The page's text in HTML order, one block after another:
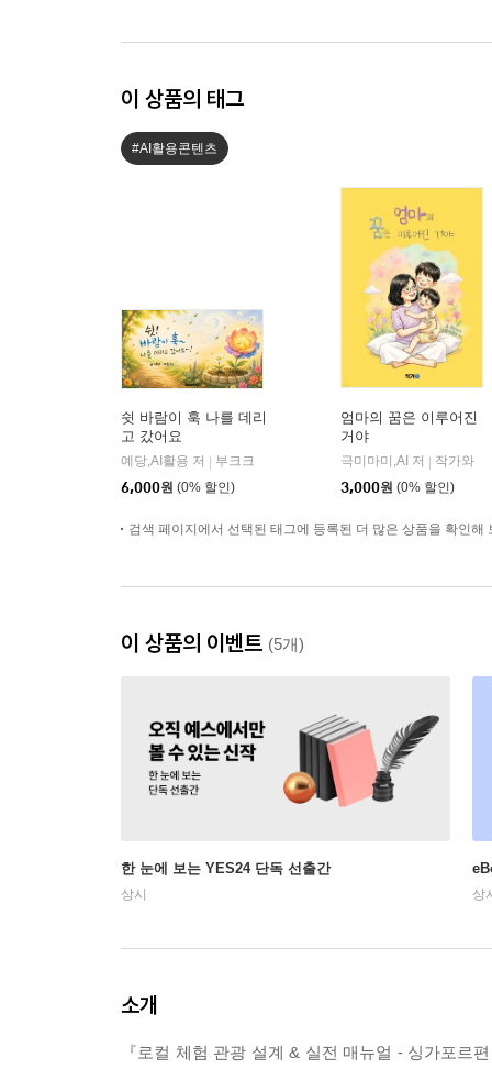
이 상품의 태그
#AI활용콘텐츠
쉿 바람이 훅 나를 데리
고 갔어요
예당,AI활용 저 | 부크크
6,000원 (0% 할인)
엄마의 꿈은 이루어진
거야
극미마미,AI 저 | 작가와
3,000원 (0% 할인)
검색 페이지에서 선택된 태그에 등록된 더 많은 상품을 확인해
이 상품의 이벤트 (5개)
한 눈에 보는 YES24 단독 선출간
상시 상
소개
『로컬 체험 관광 설계 & 실전 매뉴얼 - 싱가포르